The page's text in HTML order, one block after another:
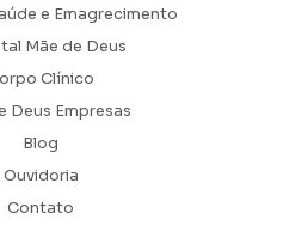
e Emagrecimento
Mãe de Deus
Clínico
Deus Empresas
Blog
Ouvidoria
Contato